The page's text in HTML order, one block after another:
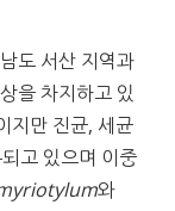
도 서산 지역과
을 차지하고 있
지만 진균, 세균
고 있으며 이중
와